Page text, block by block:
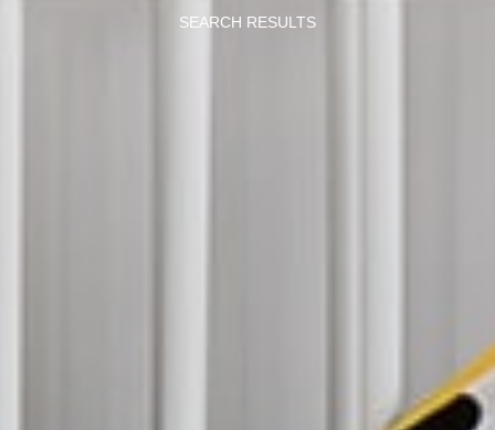
SEARCH RESULTS